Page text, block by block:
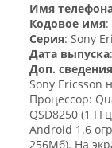
Имя
Кодовое имя:
Серия: Sony
Дата выпуска
Доп. сведения
Sony Ericsson
Процессор:
QSD8250 (1
Android 1.6
256Мб). На